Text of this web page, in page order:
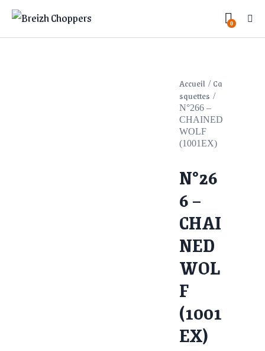
0
Accueil
Ca
squettes
N°266 –
CHAINED
WOLF
(1001EX)
N°26
6 –
CHAI
NED
WOL
F
(1001
EX)